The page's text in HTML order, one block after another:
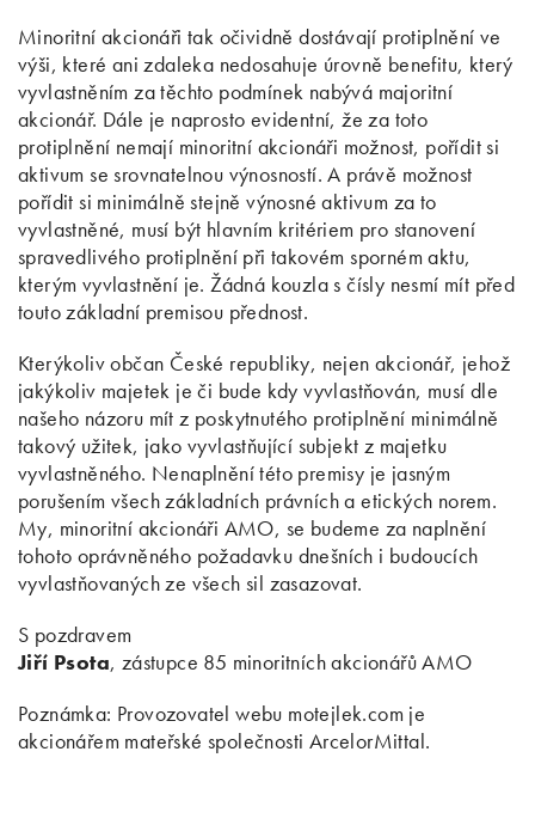
Minoritní akcionáři tak očividně dostávají protiplnění ve
výši, které ani zdaleka nedosahuje úrovně benefitu, který
vyvlastněním za těchto podmínek nabývá majoritní
akcionář. Dále je naprosto evidentní, že za toto
protiplnění nemají minoritní akcionáři možnost, pořídit si
aktivum se srovnatelnou výnosností. A právě možnost
pořídit si minimálně stejně výnosné aktivum za to
vyvlastněné, musí být hlavním kritériem pro stanovení
spravedlivého protiplnění při takovém sporném aktu,
kterým vyvlastnění je. Žádná kouzla s čísly nesmí mít před
touto základní premisou přednost.
Kterýkoliv občan České republiky, nejen akcionář, jehož
jakýkoliv majetek je či bude kdy vyvlastňován, musí dle
našeho názoru mít z poskytnutého protiplnění minimálně
takový užitek, jako vyvlastňující subjekt z majetku
vyvlastněného. Nenaplnění této premisy je jasným
porušením všech základních právních a etických norem.
My, minoritní akcionáři AMO, se budeme za naplnění
tohoto oprávněného požadavku dnešních i budoucích
vyvlastňovaných ze všech sil zasazovat.
S pozdravem
Jiří Psota, zástupce 85 minoritních akcionářů AMO
Poznámka: Provozovatel webu motejlek.com je
akcionářem mateřské společnosti ArcelorMittal.